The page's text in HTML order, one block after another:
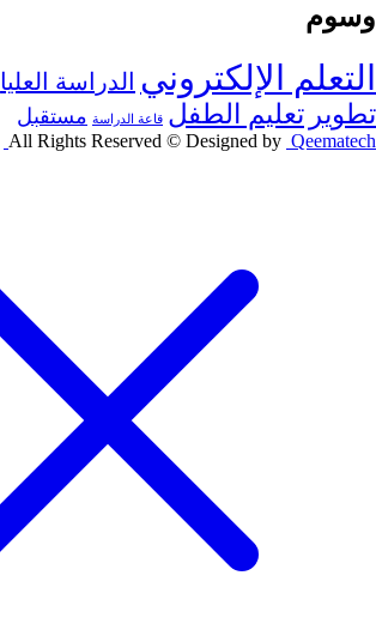
وسوم
التعلم الإلكتروني الدراسة العليا
تطوير تعليم الطفل قاعة الدراسة مستقبل
All Rights Reserved © Designed by Qeematech